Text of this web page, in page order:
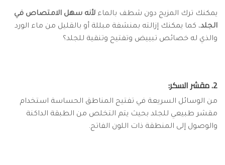
يمكنك ترك المزيج دون شطف بالماء لأنه سهل الامتصاص في
الجلد، كما يمكنك إزالته بمنشفة مبللة أو بالقليل من ماء الورد
والذي له خصائص تبييض وتفتيح وتنقية للجلد؟
2. مقشر السكر:
من الوسائل السريعة في تفتيح المناطق الحساسة استخدام
مقشر طبيعي للجلد بحيث يتم التخلص من الطبقة الداكنة
والوصول إلى المنطقة ذات اللون الفاتح.